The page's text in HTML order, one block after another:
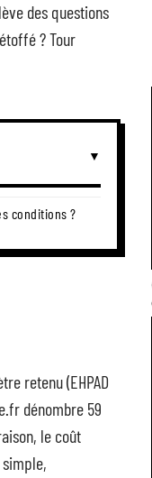
des questions
? Tour
conditions ?
retenu (EHPAD
dénombre 59
le coût